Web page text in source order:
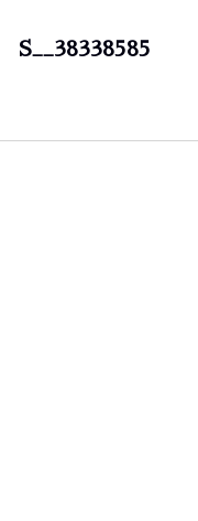
S__38338585